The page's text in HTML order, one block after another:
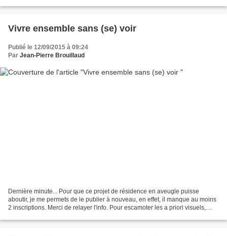
Vivre ensemble sans (se) voir
Publié le 12/09/2015 à 09:24
Par Jean-Pierre Brouillaud
Dernière minute... Pour que ce projet de résidence en aveugle puisse
aboutir, je me permets de le publier à nouveau, en effet, il manque au moins
2 inscriptions. Merci de relayer l'info. Pour escamoter les a priori visuels,